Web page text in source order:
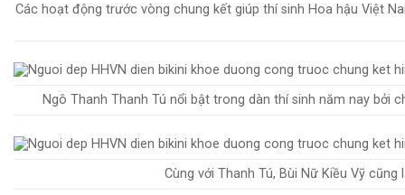
Các hoạt động trước vòng chung kết giúp thí sinh Hoa hậu Việt
Ngô Thanh Thanh Tú nổi bật trong dàn thí sinh năm nay bởi
Cùng với Thanh Tú, Bùi Nữ Kiều Vỹ